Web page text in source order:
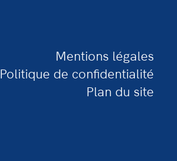
Mentions légales
Politique de confidentialité
Plan du site